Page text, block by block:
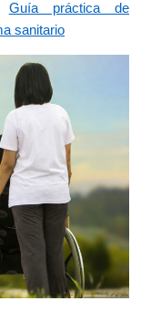
Guía práctica de
sanitario